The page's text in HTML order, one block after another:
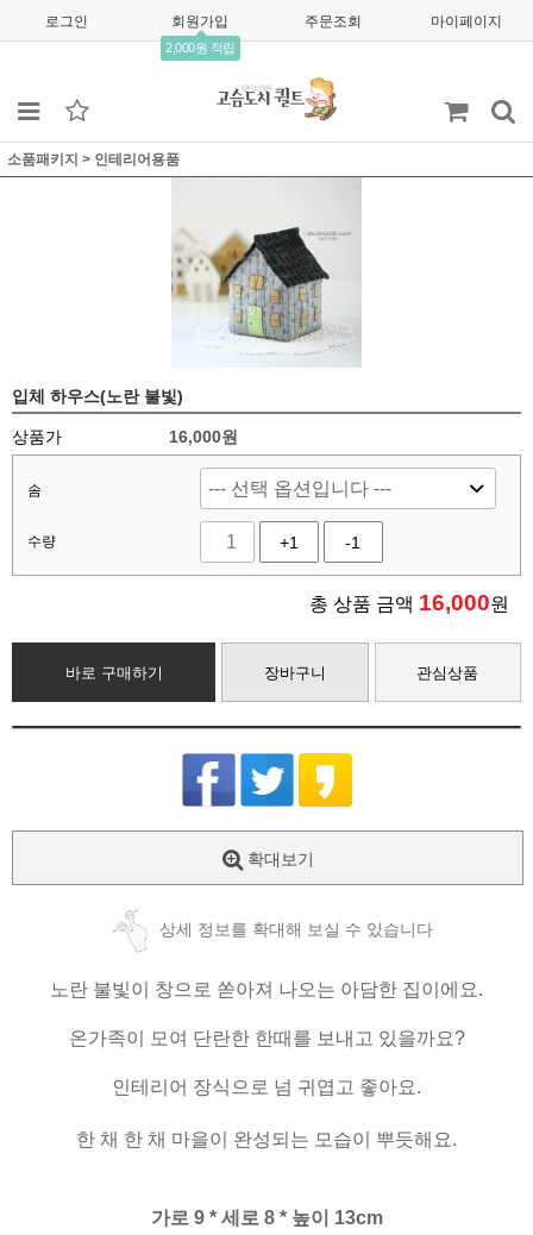
로그인 회원가입
2,000원 적립
주문조회 마이페이지
소품패키지 > 인테리어용품
입체 하우스(노란 불빛)
상품가 16,000원
솜
수량 +1 -1
총 상품 금액 16,000원
바로 구매하기 장바구니 관심상품
확대보기
상세 정보를 확대해 보실 수 있습니다
노란 불빛이 창으로 쏟아져 나오는 아담한 집이에요.
온가족이 모여 단란한 한때를 보내고 있을까요?
인테리어 장식으로 넘 귀엽고 좋아요.
한 채 한 채 마을이 완성되는 모습이 뿌듯해요.
가로 9 * 세로 8 * 높이 13cm